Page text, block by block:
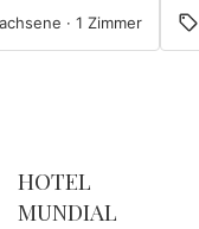
· 1 Zimmer
HOTEL
MUNDIAL